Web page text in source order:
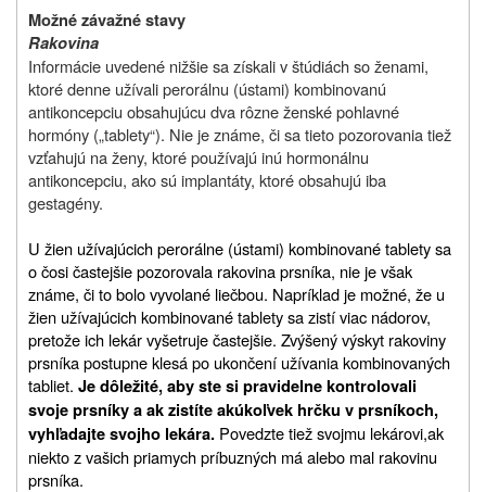
Možné závažné stavy
Rakovina
Informácie uvedené nižšie sa získali v štúdiách so ženami,
ktoré denne užívali perorálnu (ústami) kombinovanú
antikoncepciu obsahujúcu dva rôzne ženské pohlavné
hormóny („tablety“). Nie je známe, či sa tieto pozorovania tiež
vzťahujú na ženy, ktoré používajú inú hormonálnu
antikoncepciu, ako sú implantáty, ktoré obsahujú iba
gestagény.
U žien užívajúcich perorálne (ústami) kombinované tablety sa
o čosi častejšie pozorovala rakovina prsníka, nie je však
známe, či to bolo vyvolané liečbou. Napríklad je možné, že u
žien užívajúcich kombinované tablety sa zistí viac nádorov,
pretože ich lekár vyšetruje častejšie. Zvýšený výskyt rakoviny
prsníka postupne klesá po ukončení užívania kombinovaných
tabliet. Je dôležité, aby ste si pravidelne kontrolovali
svoje prsníky a ak zistíte akúkoľvek hrčku v prsníkoch,
vyhľadajte svojho lekára. Povedzte tiež svojmu lekárovi,ak
niekto z vašich priamych príbuzných má alebo mal rakovinu
prsníka.